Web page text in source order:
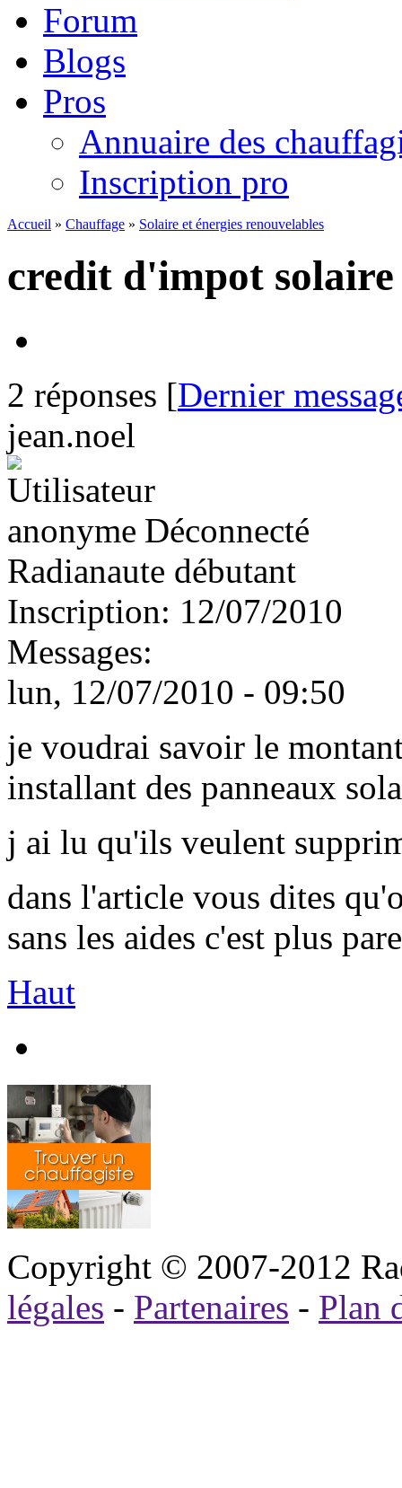
Forum
Blogs
Pros
Annuaire des
Inscription pro
Accueil » Chauffage » Solaire et énergies renouvelables
credit d'impot solaire
2 réponses [Dernier
jean.noel
Déconnecté
Radianaute débutant
Inscription: 12/07/2010
Messages:
lun, 12/07/2010 - 09:50
je voudrai savoir le
installant des panneaux
j ai lu qu'ils veulent
dans l'article vous dites
sans les aides c'est plus
Haut
Copyright © 2007-2012
légales - Partenaires - Plan